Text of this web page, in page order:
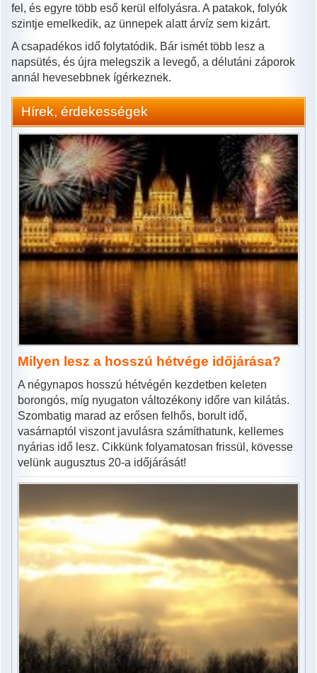
fel, és egyre több eső kerül elfolyásra. A patakok, folyók
szintje emelkedik, az ünnepek alatt árvíz sem kizárt.
A csapadékos idő folytatódik. Bár ismét több lesz a
napsütés, és újra melegszik a levegő, a délutáni záporok
annál hevesebbnek ígérkeznek.
Hírek, érdekességek
Milyen lesz a hosszú hétvége időjárása?
A négynapos hosszú hétvégén kezdetben keleten
borongós, míg nyugaton változékony időre van kilátás.
Szombatig marad az erősen felhős, borult idő,
vasárnaptól viszont javulásra számíthatunk, kellemes
nyárias idő lesz. Cikkünk folyamatosan frissül, kövesse
velünk augusztus 20-a időjárását!